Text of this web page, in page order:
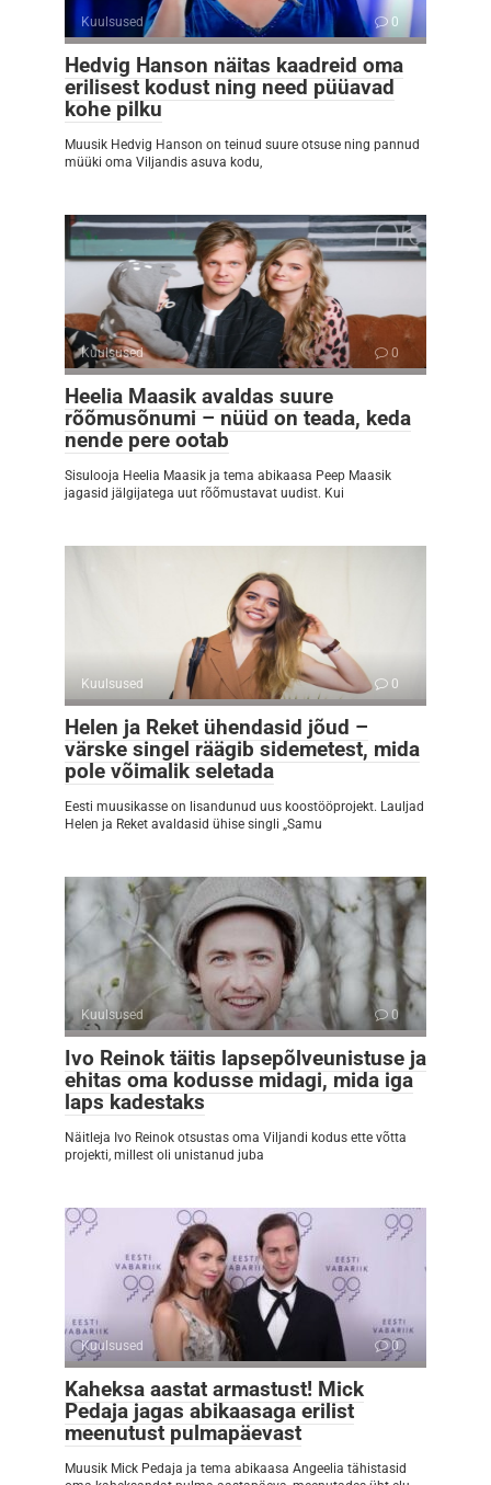
Kuulsused 0
Hedvig Hanson näitas kaadreid oma
erilisest kodust ning need püüavad
kohe pilku
Muusik Hedvig Hanson on teinud suure otsuse ning pannud
müüki oma Viljandis asuva kodu,
Kuulsused 0
Heelia Maasik avaldas suure
rõõmusõnumi – nüüd on teada, keda
nende pere ootab
Sisulooja Heelia Maasik ja tema abikaasa Peep Maasik
jagasid jälgijatega uut rõõmustavat uudist. Kui
Kuulsused 0
Helen ja Reket ühendasid jõud –
värske singel räägib sidemetest, mida
pole võimalik seletada
Eesti muusikasse on lisandunud uus koostööprojekt. Lauljad
Helen ja Reket avaldasid ühise singli „Samu
Kuulsused 0
Ivo Reinok täitis lapsepõlveunistuse ja
ehitas oma kodusse midagi, mida iga
laps kadestaks
Näitleja Ivo Reinok otsustas oma Viljandi kodus ette võtta
projekti, millest oli unistanud juba
Kuulsused 0
Kaheksa aastat armastust! Mick
Pedaja jagas abikaasaga erilist
meenutust pulmapäevast
Muusik Mick Pedaja ja tema abikaasa Angeelia tähistasid